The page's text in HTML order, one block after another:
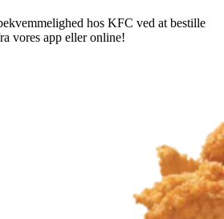
hos KFC ved at bestille
vores app eller online!